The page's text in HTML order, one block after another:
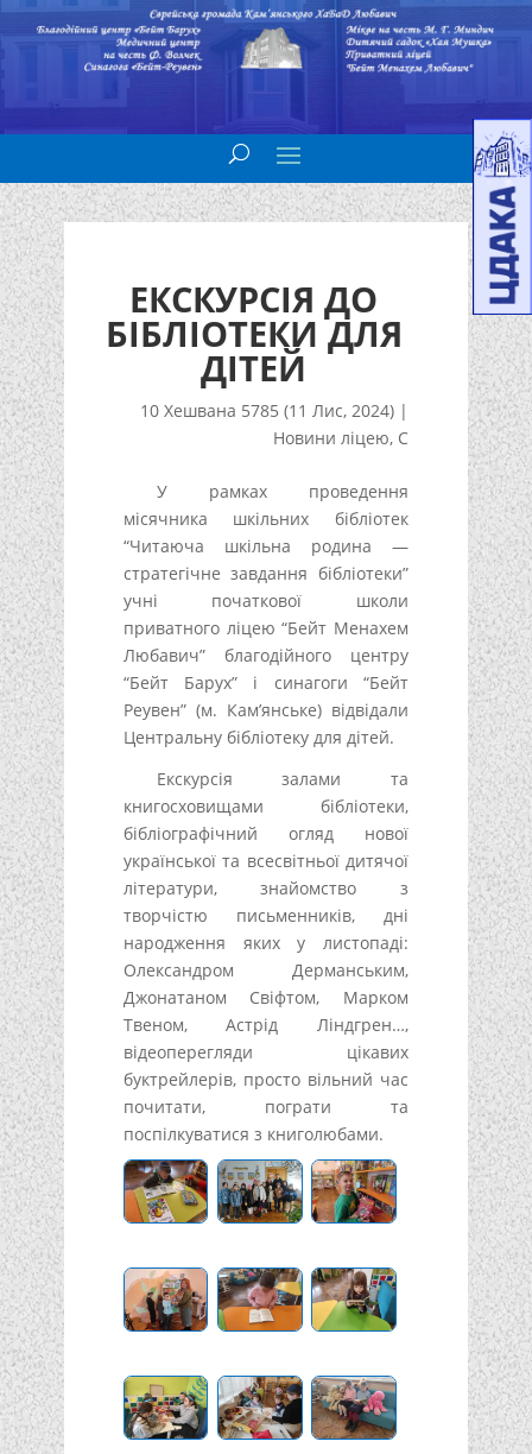
ЕКСКУРСІЯ ДО
БІБЛІОТЕКИ ДЛЯ
ДІТЕЙ
10 Хешвана 5785 (11 Лис, 2024) |
Новини ліцею, С
У рамках проведення
місячника шкільних бібліотек
“Читаюча шкільна родина —
стратегічне завдання бібліотеки”
учні початкової школи
приватного ліцею “Бейт Менахем
Любавич” благодійного центру
“Бейт Барух” і синагоги “Бейт
Реувен” (м. Кам’янське) відвідали
Центральну бібліотеку для дітей.
Екскурсія залами та
книгосховищами бібліотеки,
бібліографічний огляд нової
української та всесвітньої дитячої
літератури, знайомство з
творчістю письменників, дні
народження яких у листопаді:
Олександром Дерманським,
Джонатаном Свіфтом, Марком
Твеном, Астрід Ліндгрен…,
відеоперегляди цікавих
буктрейлерів, просто вільний час
почитати, пограти та
поспілкуватися з книголюбами.